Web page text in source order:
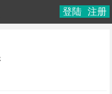
登陆 注册